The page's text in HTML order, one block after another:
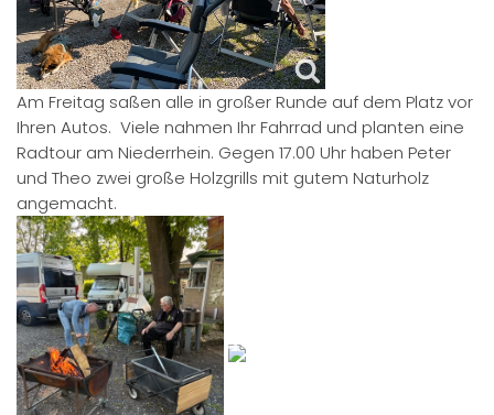
Am Freitag saßen alle in großer Runde auf dem Platz vor
Ihren Autos. Viele nahmen Ihr Fahrrad und planten eine
Radtour am Niederrhein. Gegen 17.00 Uhr haben Peter
und Theo zwei große Holzgrills mit gutem Naturholz
angemacht.